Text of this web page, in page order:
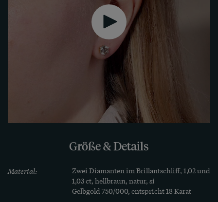
Größe & Details
Material:
Zwei Diamanten im Brillantschliff, 1,02 und
1,03 ct, hellbraun, natur, si
Gelbgold 750/000, entspricht 18 Karat